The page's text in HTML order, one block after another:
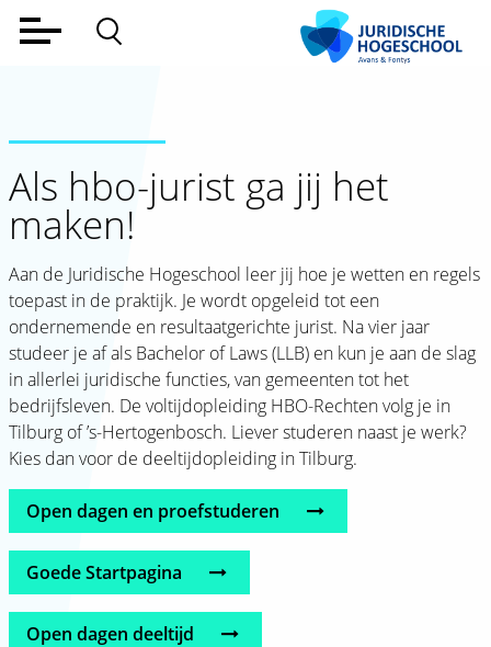
Deeltijd
Werkveld
Alumni
Lectoraat
Over ons
Aanmelden
Contact
SJAK
Als hbo-jurist ga jij het
maken!
Aan de Juridische Hogeschool leer jij hoe je wetten en regels
toepast in de praktijk. Je wordt opgeleid tot een
ondernemende en resultaatgerichte jurist. Na vier jaar
studeer je af als Bachelor of Laws (LLB) en kun je aan de slag
in allerlei juridische functies, van gemeenten tot het
bedrijfsleven. De voltijdopleiding HBO-Rechten volg je in
Tilburg of ’s-Hertogenbosch. Liever studeren naast je werk?
Kies dan voor de deeltijdopleiding in Tilburg.
Open dagen en proefstuderen
Goede Startpagina
Open dagen deeltijd